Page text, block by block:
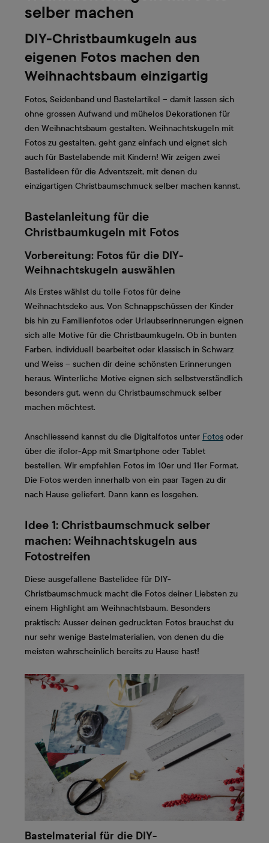
selber machen
DIY-Christbaumkugeln aus
eigenen Fotos machen den
Weihnachtsbaum einzigartig
Fotos, Seidenband und Bastelartikel – damit lassen sich
ohne grossen Aufwand und mühelos Dekorationen für
den Weihnachtsbaum gestalten. Weihnachtskugeln mit
Fotos zu gestalten, geht ganz einfach und eignet sich
auch für Bastelabende mit Kindern! Wir zeigen zwei
Bastelideen für die Adventszeit, mit denen du
einzigartigen Christbaumschmuck selber machen kannst.
Bastelanleitung für die
Christbaumkugeln mit Fotos
Vorbereitung: Fotos für die DIY-
Weihnachtskugeln auswählen
Als Erstes wählst du tolle Fotos für deine
Weihnachtsdeko aus. Von Schnappschüssen der Kinder
bis hin zu Familienfotos oder Urlaubserinnerungen eignen
sich alle Motive für die Christbaumkugeln. Ob in bunten
Farben, individuell bearbeitet oder klassisch in Schwarz
und Weiss – suchen dir deine schönsten Erinnerungen
heraus. Winterliche Motive eignen sich selbstverständlich
besonders gut, wenn du Christbaumschmuck selber
machen möchtest.
Anschliessend kannst du die Digitalfotos unter Fotos oder
über die ifolor-App mit Smartphone oder Tablet
bestellen. Wir empfehlen Fotos im 10er und 11er Format.
Die Fotos werden innerhalb von ein paar Tagen zu dir
nach Hause geliefert. Dann kann es losgehen.
Idee 1: Christbaumschmuck selber
machen: Weihnachtskugeln aus
Fotostreifen
Diese ausgefallene Bastelidee für DIY-
Christbaumschmuck macht die Fotos deiner Liebsten zu
einem Highlight am Weihnachtsbaum. Besonders
praktisch: Ausser deinen gedruckten Fotos brauchst du
nur sehr wenige Bastelmaterialien, von denen du die
meisten wahrscheinlich bereits zu Hause hast!
Bastelmaterial für die DIY-